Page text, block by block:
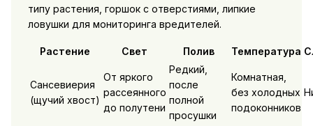
типу растения, горшок с отверстиями, липкие
ловушки для мониторинга вредителей.
Растение Свет Полив Температура
Сансевиерия
(щучий хвост)
От яркого
рассеянного
до полутени
Редкий,
после
полной
просушки
Комнатная,
без холодных
подоконников